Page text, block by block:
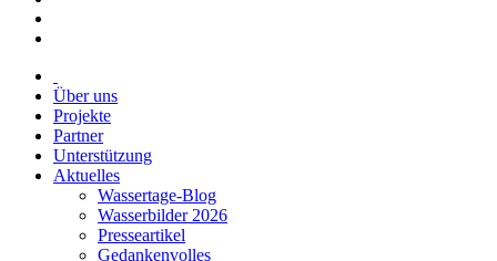
Über uns
Projekte
Partner
Unterstützung
Aktuelles
Wassertage-Blog
Wasserbilder 2026
Presseartikel
Gedankenvolles